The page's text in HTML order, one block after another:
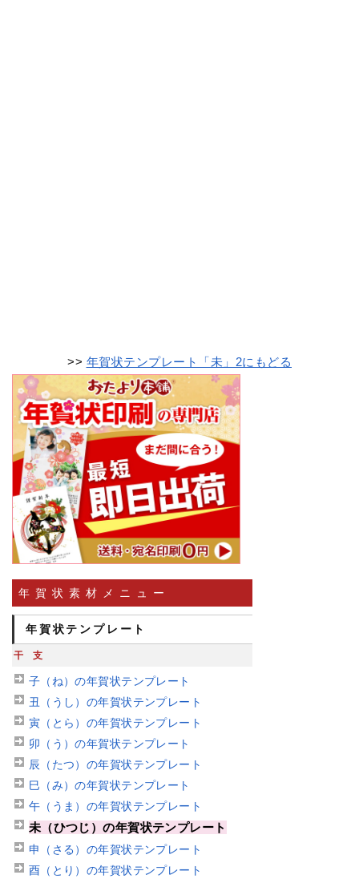
>> 年賀状テンプレート「未」2にもどる
年賀状素材メニュー
年賀状テンプレート
干支
子（ね）の年賀状テンプレート
丑（うし）の年賀状テンプレート
寅（とら）の年賀状テンプレート
卯（う）の年賀状テンプレート
辰（たつ）の年賀状テンプレート
巳（み）の年賀状テンプレート
午（うま）の年賀状テンプレート
未（ひつじ）の年賀状テンプレート
申（さる）の年賀状テンプレート
酉（とり）の年賀状テンプレート